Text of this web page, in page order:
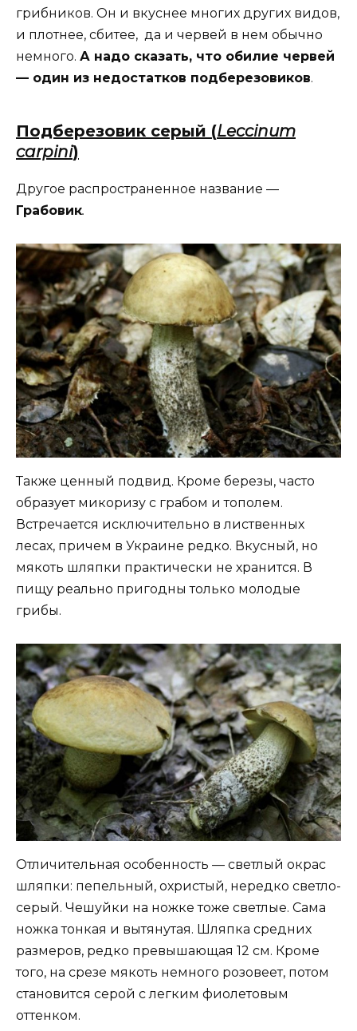
грибников. Он и вкуснее многих других видов,
и плотнее, сбитее, да и червей в нем обычно
немного. А надо сказать, что обилие червей
— один из недостатков подберезовиков.
Подберезовик серый (Leccinum
carpini)
Другое распространенное название —
Грабовик.
Также ценный подвид. Кроме березы, часто
образует микоризу с грабом и тополем.
Встречается исключительно в лиственных
лесах, причем в Украине редко. Вкусный, но
мякоть шляпки практически не хранится. В
пищу реально пригодны только молодые
грибы.
Отличительная особенность — светлый окрас
шляпки: пепельный, охристый, нередко светло-
серый. Чешуйки на ножке тоже светлые. Сама
ножка тонкая и вытянутая. Шляпка средних
размеров, редко превышающая 12 см. Кроме
того, на срезе мякоть немного розовеет, потом
становится серой с легким фиолетовым
оттенком.